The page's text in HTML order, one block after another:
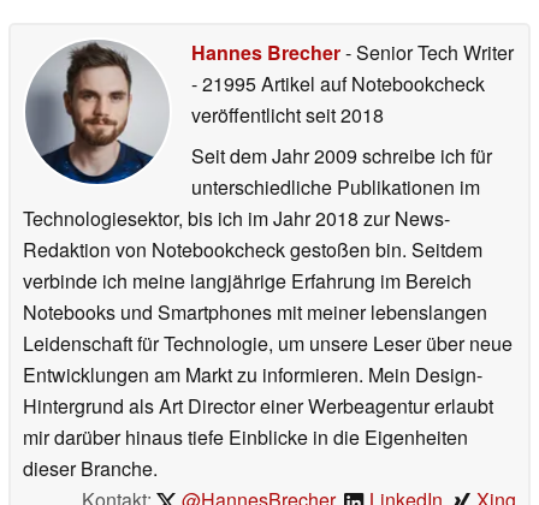
Hannes Brecher- Senior Tech Writer
- 21995 Artikel auf Notebookcheck
veröffentlichtseit 2018
Seit dem Jahr 2009 schreibe ich für
unterschiedliche Publikationen im
Technologiesektor, bis ich im Jahr 2018 zur News-
Redaktion von Notebookcheck gestoßen bin. Seitdem
verbinde ich meine langjährige Erfahrung im Bereich
Notebooks und Smartphones mit meiner lebenslangen
Leidenschaft für Technologie, um unsere Leser über neue
Entwicklungen am Markt zu informieren. Mein Design-
Hintergrund als Art Director einer Werbeagentur erlaubt
mir darüber hinaus tiefe Einblicke in die Eigenheiten
dieser Branche.